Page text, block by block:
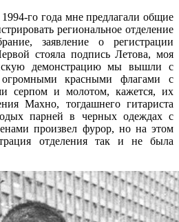
го года мне предлагали общие
региональное отделение
заявление о регистрации
стояла подпись Летова, моя
демонстрацию мы вышли с
красными флагами с
серпом и молотом, кажется, их
Махно, тогдашнего гитариста
парней в черных одеждах с
произвел фурор, но на этом
отделения так и не была